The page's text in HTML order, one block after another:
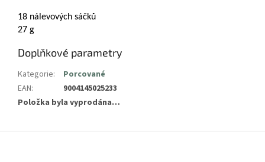
18 nálevových sáčků
27 g
Doplňkové parametry
Kategorie:
Porcované
EAN:
9004145025233
Položka byla vyprodána…